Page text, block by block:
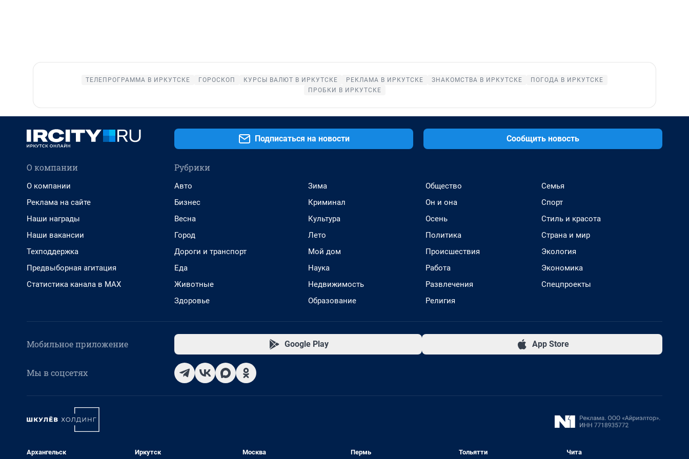
ТЕЛЕПРОГРАММА В ИРКУТСКЕ ГОРОСКОП КУРСЫ ВАЛЮТ В ИРКУТСКЕ РЕКЛАМА В ИРКУТСКЕ ЗНАКОМСТВА В ИРКУТСКЕ
ПОГОДА В ИРКУТСКЕ
ПРОБКИ В ИРКУТСКЕ
Подписаться на новости Сообщить новость
О компании
О компании
Реклама на сайте
Наши награды
Наши вакансии
Техподдержка
Предвыборная агитация
Статистика канала в MAX
Рубрики
Авто
Бизнес
Весна
Город
Дороги и транспорт
Еда
Животные
Здоровье
Зима
Криминал
Культура
Лето
Мой дом
Наука
Недвижимость
Образование
Общество
Он и она
Осень
Политика
Происшествия
Работа
Развлечения
Религия
Семья
Спорт
Стиль и красота
Страна и мир
Экология
Экономика
Спецпроекты
Мобильное приложение Google Play App Store
Мы в соцсетях
Архангельск Иркутск Москва Пермь Тольятти Чита